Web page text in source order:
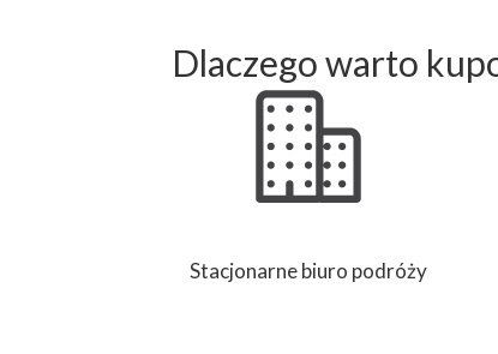
Stacjonarne biuro podróży
Dlaczego warto